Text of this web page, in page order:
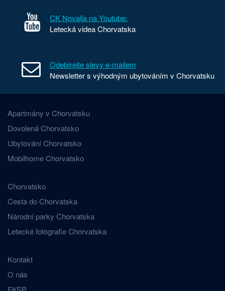
CK Novalja na Youtube:
Letecká videa Chorvatska
Odebírejte slevy e-mailem
Newsletter s výhodným ubytováním v Chorvatsku
Apartmány v Chorvatsku
Dovolená Chorvatsko
Ubytování Chorvatsko
Mobilhome Chorvatsko
Chorvatsko
Cesta do Chorvatska
Národní parky Chorvatska
Letecké fotografie Chorvatska
Kontakt
O nás